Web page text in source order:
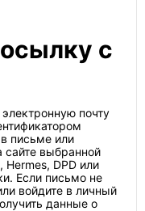
с
почту
письме или
сайте выбранной
Hermes, DPD или
Если письмо не
войдите в личный
данные о